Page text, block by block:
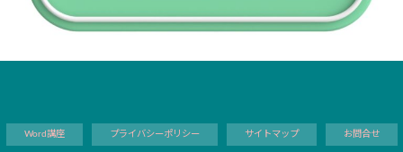
Word講座 プライバシーポリシー サイトマップ お問合せ